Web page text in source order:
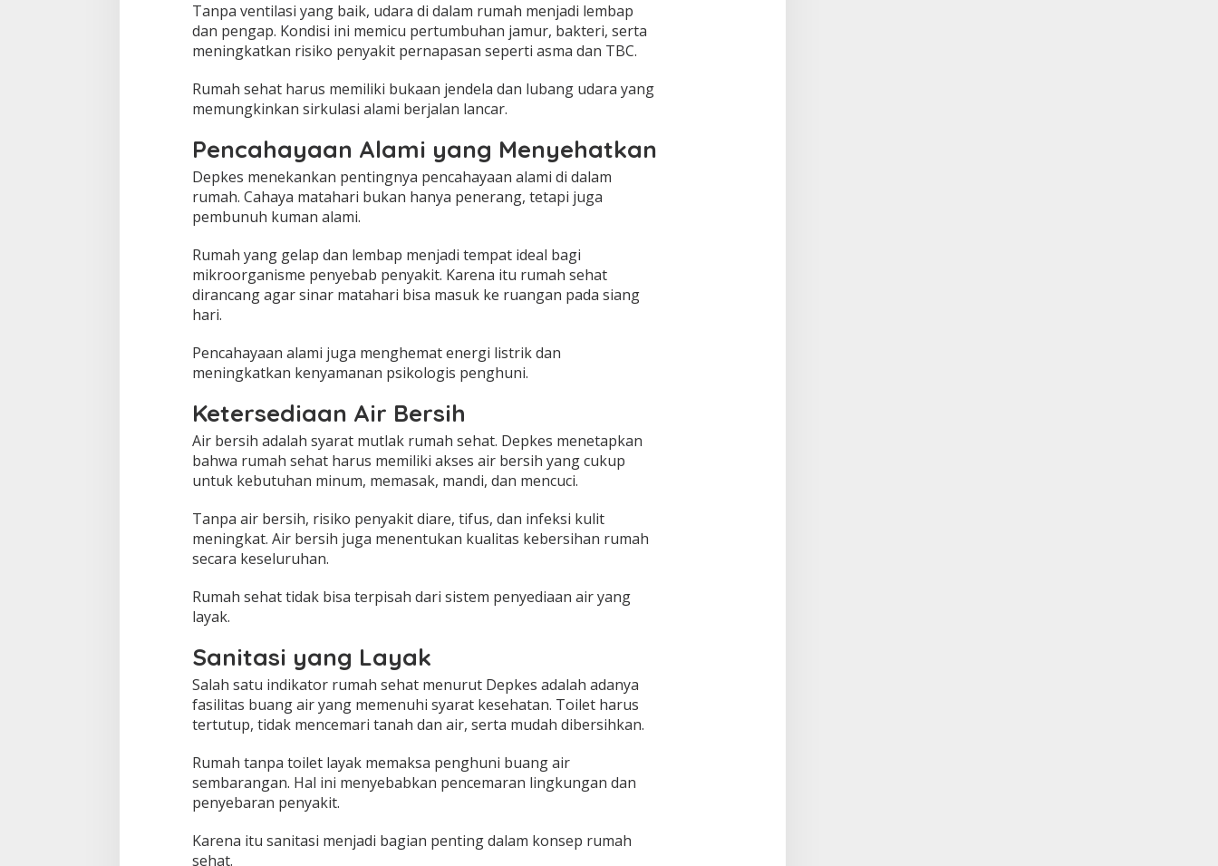
Tanpa ventilasi yang baik, udara di dalam rumah menjadi lembap
dan pengap. Kondisi ini memicu pertumbuhan jamur, bakteri, serta
meningkatkan risiko penyakit pernapasan seperti asma dan TBC.
Rumah sehat harus memiliki bukaan jendela dan lubang udara yang
memungkinkan sirkulasi alami berjalan lancar.
Pencahayaan Alami yang Menyehatkan
Depkes menekankan pentingnya pencahayaan alami di dalam
rumah. Cahaya matahari bukan hanya penerang, tetapi juga
pembunuh kuman alami.
Rumah yang gelap dan lembap menjadi tempat ideal bagi
mikroorganisme penyebab penyakit. Karena itu rumah sehat
dirancang agar sinar matahari bisa masuk ke ruangan pada siang
hari.
Pencahayaan alami juga menghemat energi listrik dan
meningkatkan kenyamanan psikologis penghuni.
Ketersediaan Air Bersih
Air bersih adalah syarat mutlak rumah sehat. Depkes menetapkan
bahwa rumah sehat harus memiliki akses air bersih yang cukup
untuk kebutuhan minum, memasak, mandi, dan mencuci.
Tanpa air bersih, risiko penyakit diare, tifus, dan infeksi kulit
meningkat. Air bersih juga menentukan kualitas kebersihan rumah
secara keseluruhan.
Rumah sehat tidak bisa terpisah dari sistem penyediaan air yang
layak.
Sanitasi yang Layak
Salah satu indikator rumah sehat menurut Depkes adalah adanya
fasilitas buang air yang memenuhi syarat kesehatan. Toilet harus
tertutup, tidak mencemari tanah dan air, serta mudah dibersihkan.
Rumah tanpa toilet layak memaksa penghuni buang air
sembarangan. Hal ini menyebabkan pencemaran lingkungan dan
penyebaran penyakit.
Karena itu sanitasi menjadi bagian penting dalam konsep rumah
sehat.